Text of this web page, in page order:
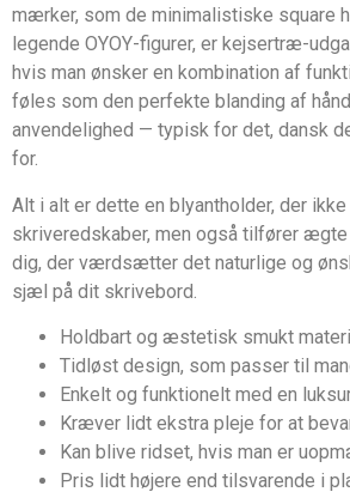
mærker, som de minimalistiske square
legende OYOY-figurer, er kejsertræ-
hvis man ønsker en kombination af
føles som den perfekte blanding af
anvendelighed — typisk for det, dansk
for.
Alt i alt er dette en blyantholder, der
skriveredskaber, men også tilfører
dig, der værdsætter det naturlige og
sjæl på dit skrivebord.
Holdbart og æstetisk smukt
Tidløst design, som passer til
Enkelt og funktionelt med en
Kræver lidt ekstra pleje for at
Kan blive ridset, hvis man er
Pris lidt højere end tilsvarende i